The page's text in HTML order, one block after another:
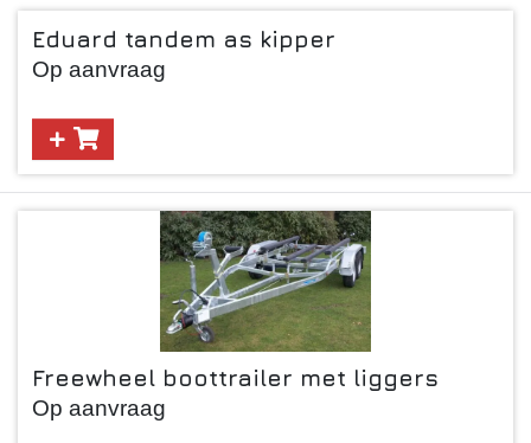
Eduard tandem as kipper
Op aanvraag
Freewheel boottrailer met liggers
Op aanvraag